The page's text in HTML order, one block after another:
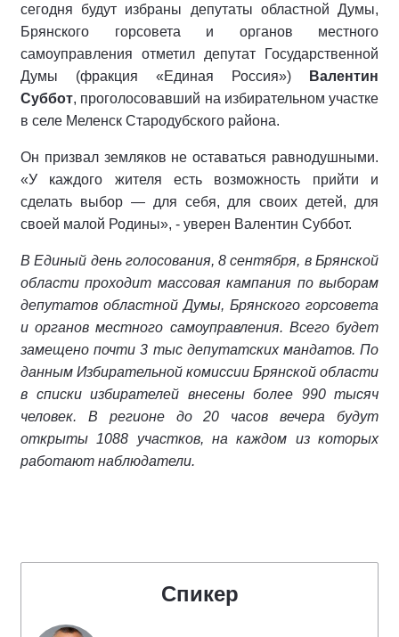
сегодня будут избраны депутаты областной Думы,
Брянского горсовета и органов местного
самоуправления отметил депутат Государственной
Думы (фракция «Единая Россия»)
Валентин
Суббот, проголосовавший на избирательном участке
в селе Меленск Стародубского района.
Он призвал земляков не оставаться равнодушными.
«У каждого жителя есть возможность прийти и
сделать выбор — для себя, для своих детей, для
своей малой Родины», - уверен Валентин Суббот.
В Единый день голосования, 8 сентября, в Брянской
области проходит массовая кампания по выборам
депутатов областной Думы, Брянского горсовета
и органов местного самоуправления. Всего будет
замещено почти 3 тыс депутатских мандатов. По
данным Избирательной комиссии Брянской области
в списки избирателей внесены более 990 тысяч
человек. В регионе до 20 часов вечера будут
открыты 1088 участков, на каждом из которых
работают наблюдатели.
Спикер